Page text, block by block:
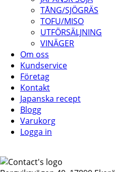
TÅNG/SJÖGRÄS
TOFU/MISO
UTFÖRSÄLJNING
VINÄGER
Om oss
Kundservice
Företag
Kontakt
Japanska recept
Blogg
Varukorg
Logga in